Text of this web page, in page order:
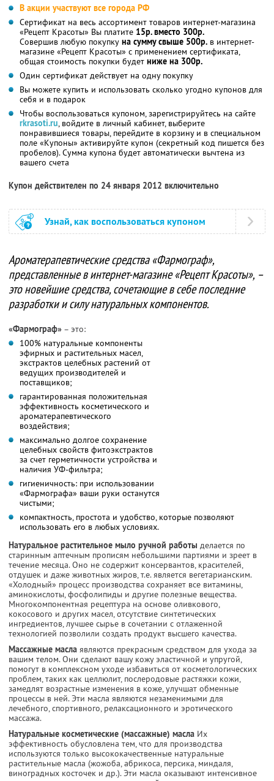
В акции участвуют все города РФ
Сертификат на весь ассортимент товаров интернет-магазина
«Рецепт Красоты» Вы платите 15р. вместо 300р.
Совершив любую покупку на сумму свыше 500р. в интернет-
магазине «Рецепт Красоты» с применением сертификата,
общая стоимость покупки будет ниже на 300р.
Один сертификат действует на одну покупку
Вы можете купить и использовать сколько угодно купонов для
себя и в подарок
Чтобы воспользоваться купоном, зарегистрируйтесь на сайте
rkrasoti.ru, войдите в личный кабинет, выберите
понравившиеся товары, перейдите в корзину и в специальном
поле «Купоны» активируйте купон (секретный код пишется без
пробелов). Сумма купона будет автоматически вычтена из
вашего счета
Купон действителен по 24 января 2012 включительно
Узнай, как воспользоваться купоном
Ароматерапевтические средства «Фармограф»,
представленные в интернет-магазине «Рецепт Красоты», –
это новейшие средства, сочетающие в себе последние
разработки и силу натуральных компонентов.
«Фармограф» – это:
100% натуральные компоненты
эфирных и растительных масел,
экстрактов целебных растений от
ведущих производителей и
поставщиков;
гарантированная положительная
эффективность косметического и
ароматерапевтического
воздействия;
максимально долгое сохранение
целебных свойств фитоэкстрактов
за счет герметичности устройства и
наличия УФ-фильтра;
гигиеничность: при использовании
«Фармографа» ваши руки останутся
чистыми;
компактность, простота и удобство, которые позволяют
использовать его в любых условиях.
Натуральное растительное мыло ручной работы делается по
старинным аптечным прописям небольшими партиями и зреет в
течение месяца. Оно не содержит консервантов, красителей,
отдушек и даже животных жиров, т.е. является вегетарианским.
«Холодный» процесс производства сохраняет все витамины,
аминокислоты, фосфолипиды и другие полезные вещества.
Многокомпонентная рецептура на основе оливкового,
кокосового и других масел, отсутствие синтетических
ингредиентов, лучшее сырье в сочетании с отлаженной
технологией позволили создать продукт высшего качества.
Массажные масла являются прекрасным средством для ухода за
вашим телом. Они сделают вашу кожу эластичной и упругой,
помогут в комплексном уходе избавиться от косметологических
проблем, таких как целлюлит, послеродовые растяжки кожи,
замедлят возрастные изменения в коже, улучшат обменные
процессы в ней. Эти масла являются незаменимыми для
лечебного, спортивного, релаксационного и эротического
массажа.
Натуральные косметические (массажные) масла Их
эффективность обусловлена тем, что для производства
используются только высококачественные натуральные
растительные масла (жожоба, абрикоса, персика, миндаля,
виноградных косточек и др.). Эти масла оказывают интенсивное